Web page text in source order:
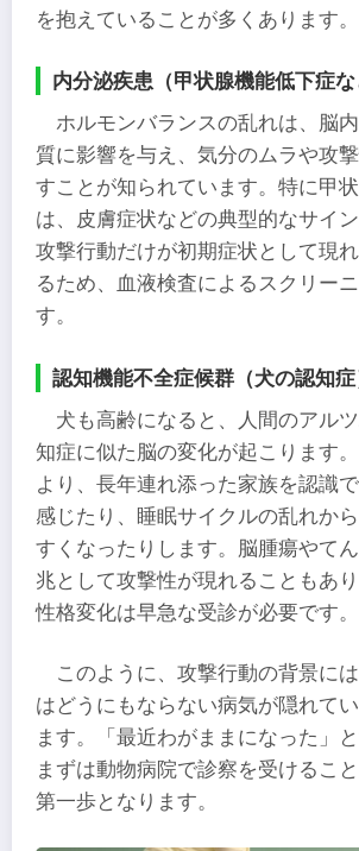
を抱えていることが多くあります。
内分泌疾患（甲状腺機能低下症な
ホルモンバランスの乱れは、脳
質に影響を与え、気分のムラや攻
すことが知られています。特に甲
は、皮膚症状などの典型的なサイン
攻撃行動だけが初期症状として現
るため、血液検査によるスクリー
す。
認知機能不全症候群（犬の認知症
犬も高齢になると、人間のアル
知症に似た脳の変化が起こります
より、長年連れ添った家族を認識
感じたり、睡眠サイクルの乱れか
すくなったりします。脳腫瘍やて
兆として攻撃性が現れることもあ
性格変化は早急な受診が必要です。
このように、攻撃行動の背景に
はどうにもならない病気が隠れて
ます。「最近わがままになった」と
まずは動物病院で診察を受けるこ
第一歩となります。